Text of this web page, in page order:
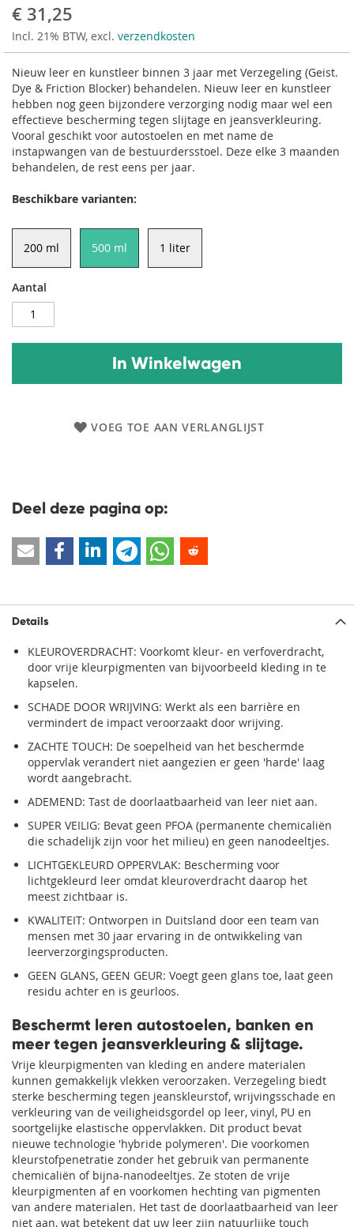
begin
van
de
afbeeldingen-
gallerij
€ 31,25
Incl. 21% BTW, excl. verzendkosten
Nieuw leer en kunstleer binnen 3 jaar met Verzegeling (Geist.
Dye & Friction Blocker) behandelen. Nieuw leer en kunstleer
hebben nog geen bijzondere verzorging nodig maar wel een
effectieve bescherming tegen slijtage en jeansverkleuring.
Vooral geschikt voor autostoelen en met name de
instapwangen van de bestuurdersstoel. Deze elke 3 maanden
behandelen, de rest eens per jaar.
Beschikbare varianten:
200 ml 500 ml 1 liter
Aantal
In Winkelwagen
VOEG TOE AAN VERLANGLIJST
Deel deze pagina op:
Details
KLEUROVERDRACHT: Voorkomt kleur- en verfoverdracht,
door vrije kleurpigmenten van bijvoorbeeld kleding in te
kapselen.
SCHADE DOOR WRIJVING: Werkt als een barrière en
vermindert de impact veroorzaakt door wrijving.
ZACHTE TOUCH: De soepelheid van het beschermde
oppervlak verandert niet aangezien er geen 'harde' laag
wordt aangebracht.
ADEMEND: Tast de doorlaatbaarheid van leer niet aan.
SUPER VEILIG: Bevat geen PFOA (permanente chemicaliën
die schadelijk zijn voor het milieu) en geen nanodeeltjes.
LICHTGEKLEURD OPPERVLAK: Bescherming voor
lichtgekleurd leer omdat kleuroverdracht daarop het
meest zichtbaar is.
KWALITEIT: Ontworpen in Duitsland door een team van
mensen met 30 jaar ervaring in de ontwikkeling van
leerverzorgingsproducten.
GEEN GLANS, GEEN GEUR: Voegt geen glans toe, laat geen
residu achter en is geurloos.
Beschermt leren autostoelen, banken en
meer tegen jeansverkleuring & slijtage.
Vrije kleurpigmenten van kleding en andere materialen
kunnen gemakkelijk vlekken veroorzaken. Verzegeling biedt
sterke bescherming tegen jeanskleurstof, wrijvingsschade en
verkleuring van de veiligheidsgordel op leer, vinyl, PU en
soortgelijke elastische oppervlakken. Dit product bevat
nieuwe technologie 'hybride polymeren'. Die voorkomen
kleurstofpenetratie zonder het gebruik van permanente
chemicaliën of bijna-nanodeeltjes. Ze stoten de vrije
kleurpigmenten af en voorkomen hechting van pigmenten
van andere materialen. Het tast de doorlaatbaarheid van leer
niet aan, wat betekent dat uw leer zijn natuurlijke touch